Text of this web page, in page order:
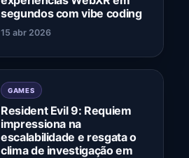
segundos com vibe coding
15 abr 2026
GAMES
Resident Evil 9: Requiem
impressiona na
escalabilidade e resgata o
clima de investigação em